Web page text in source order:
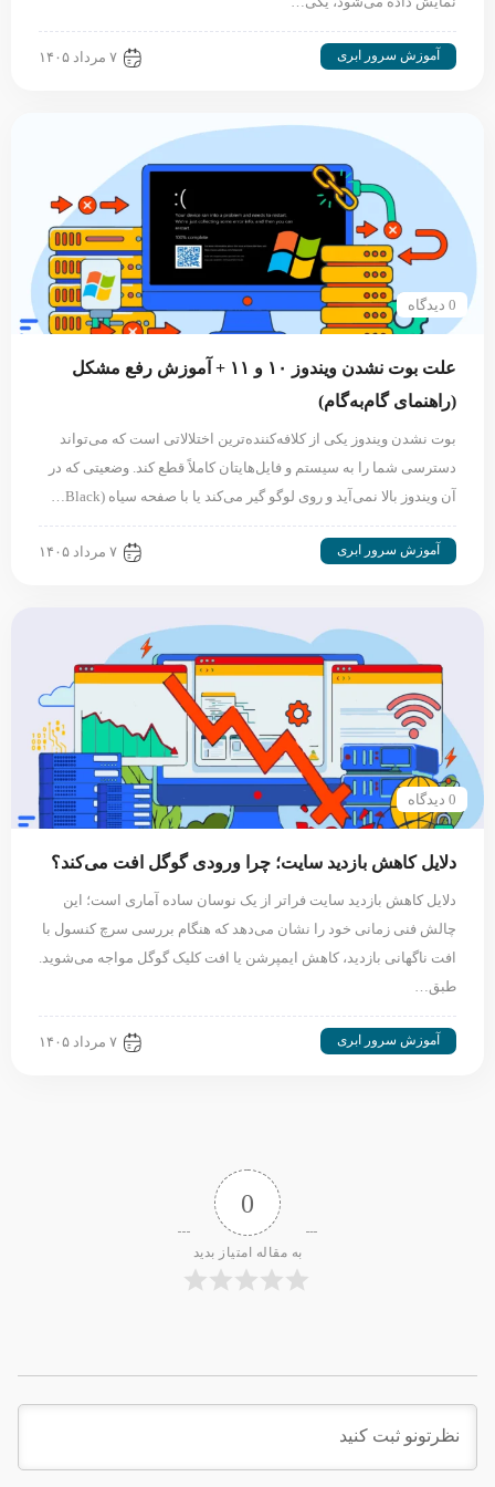
آموزش سرور ابری ۷ مرداد ۱۴۰۵
0 دیدگاه
علت بوت نشدن ویندوز ۱۰ و ۱۱ + آموزش رفع مشکل
(راهنمای گام‌به‌گام)
بوت نشدن ویندوز یکی از کلافه‌کننده‌ترین اختلالاتی است که می‌تواند
دسترسی شما را به سیستم و فایل‌هایتان کاملاً قطع کند. وضعیتی که در
آن ویندوز بالا نمی‌آید و روی لوگو گیر می‌کند یا با صفحه سیاه (Black…
آموزش سرور ابری ۷ مرداد ۱۴۰۵
0 دیدگاه
دلایل کاهش بازدید سایت؛ چرا ورودی گوگل افت می‌کند؟
دلایل کاهش بازدید سایت فراتر از یک نوسان ساده آماری است؛ این
چالش فنی زمانی خود را نشان می‌دهد که هنگام بررسی سرچ کنسول با
افت ناگهانی بازدید، کاهش ایمپرشن یا افت کلیک گوگل مواجه می‌شوید.
طبق…
آموزش سرور ابری ۷ مرداد ۱۴۰۵
0
به مقاله امتیاز بدید